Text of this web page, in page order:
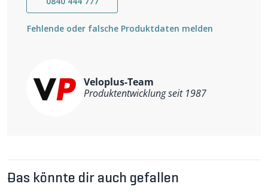
2014), Croozer Cargo (ab 2014) sowie mit den Modellen
Fehlende oder falsche Produktdaten melden
Veloplus-Team
Produktentwicklung seit 1987
Das könnte dir auch gefallen